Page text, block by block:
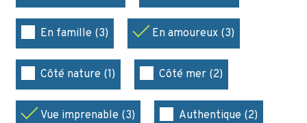
En famille (3) En amoureux (3)
Côté nature (1) Côté mer (2)
Vue imprenable (3) Authentique (2)